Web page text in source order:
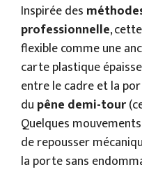
Inspirée des
professionnelle,
flexible comme une
carte plastique
entre le cadre et la
du pêne demi-tour
Quelques
de repousser
la porte sans